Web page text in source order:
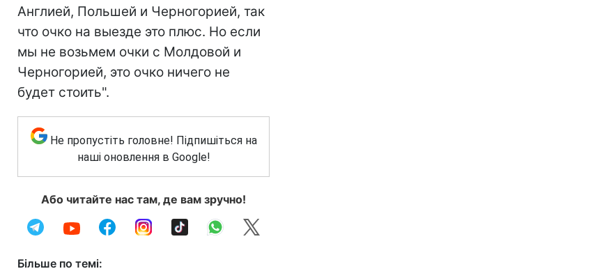
Англией, Польшей и Черногорией, так
что очко на выезде это плюс. Но если
мы не возьмем очки с Молдовой и
Черногорией, это очко ничего не
будет стоить".
Не пропустіть головне! Підпишіться на
наші оновлення в Google!
Або читайте нас там, де вам зручно!
Більше по темі: